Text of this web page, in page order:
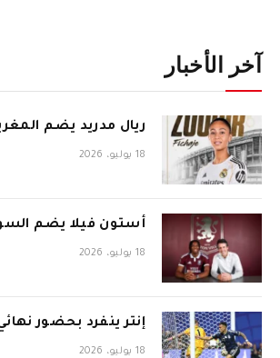
آخر الأخبار
ريال مدريد يضم
18 يوليو، 2026
أستون فيلا يضم
18 يوليو، 2026
إنتر ينفرد بحضور
18 يوليو، 2026